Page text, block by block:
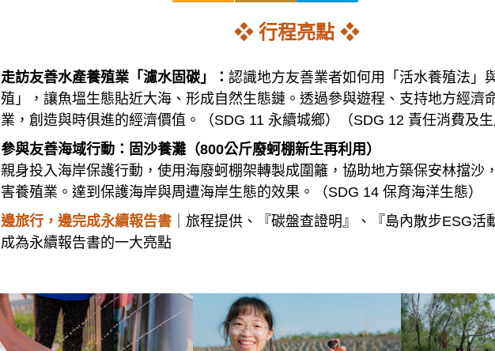
❖ 行程亮點 ❖
走訪友善水產養殖業「濾水固碳」： 認識地方友善業者如何用「活水養殖法」
殖」，讓魚塭生態貼近大海、形成自然生態鏈。透過參與遊程、支持地方經濟
業，創造與時俱進的經濟價值。（SDG 11 永續城鄉）（SDG 12 責任消費及生
參與友善海域行動：固沙養灘（800公斤廢蚵棚新生再利用）
親身投入海岸保護行動，使用海廢蚵棚架轉製成圍籬，協助地方築保安林擋沙
害養殖業。達到保護海岸與周遭海岸生態的效果。（SDG 14 保育海洋生態）
邊旅行，邊完成永續報告書｜旅程提供、『碳盤查證明』、『島內散步ESG活
成為永續報告書的一大亮點